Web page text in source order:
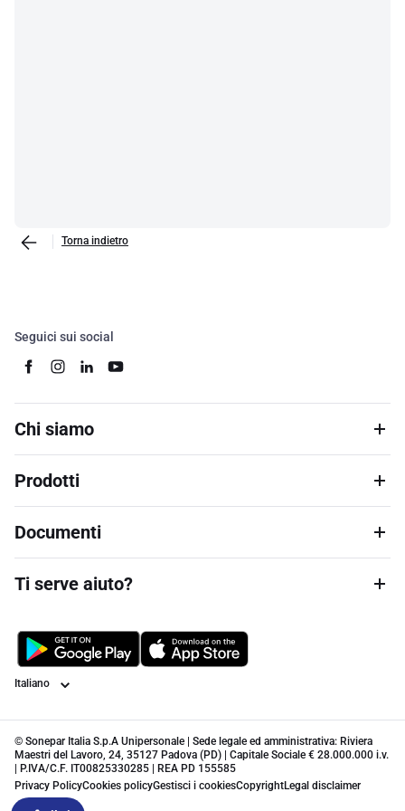
Torna indietro
Seguici sui social
Chi siamo
Prodotti
Documenti
Ti serve aiuto?
Lingua
© Sonepar Italia S.p.A Unipersonale | Sede legale ed amministrativa: Riviera
Maestri del Lavoro, 24, 35127 Padova (PD) | Capitale Sociale € 28.000.000 i.v.
| P.IVA/C.F. IT00825330285 | REA PD 155585
Privacy PolicyCookies policyGestisci i cookiesCopyrightLegal disclaimer